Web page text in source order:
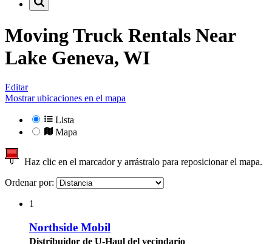
Moving Truck Rentals Near
Lake Geneva, WI
Editar
Mostrar ubicaciones en el mapa
Lista
Mapa
Haz clic en el marcador y arrástralo para reposicionar el mapa.
Ordenar por:
1
Northside Mobil
Distribuidor de U-Haul del vecindario